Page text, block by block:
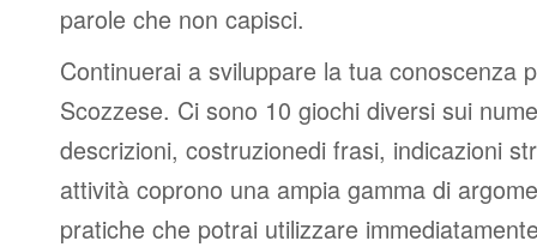
parole che non capisci.
Continuerai a sviluppare la tua conoscenza
Scozzese. Ci sono 10 giochi diversi sui
descrizioni, costruzionedi frasi, indicazioni
attività coprono una ampia gamma di
pratiche che potrai utilizzare